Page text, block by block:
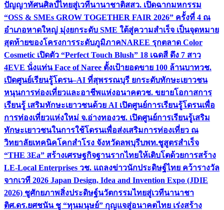
ปัญญาทัศนศิลป์ไทยสู่เวทีนานาชาติสสว. เปิดฉากมหกรรม
“OSS & SMEs GROW TOGETHER FAIR 2026” ครั้งที่ 4 ณ
อำเภอหาดใหญ่ มุ่งยกระดับ SME ใต้สู่ความสำเร็จ เป็นจุดหมาย
สุดท้ายของโครงการระดับภูมิภาคNAREE รุกตลาด Color
Cosmetic เปิดตัว “Perfect Touch Blush” 18 เฉดสี ดึง 7 สาว
4EVE นั่งแท่น Face of Naree ตั้งเป้ายอดขาย 100 ล้านบาทวช.
เปิดศูนย์เรียนรู้โดรน–AI ที่สุพรรณบุรี ยกระดับทักษะเยาวชน
หนุนการท่องเที่ยวและอาชีพแห่งอนาคตวช. ขยายโอกาสการ
เรียนรู้ เสริมทักษะเยาวชนด้วย AI เปิดศูนย์การเรียนรู้โดรนเพื่อ
การท่องเที่ยวแห่งใหม่ จ.อ่างทองวช. เปิดศูนย์การเรียนรู้เสริม
ทักษะเยาวชนในการใช้โดรนเพื่อส่งเสริมการท่องเที่ยว ณ
วิทยาลัยเทคนิคโคกสำโรง จังหวัดลพบุรีบพท.ชูสูตรสำเร็จ
“THE 3Ea” สร้างเศรษฐกิจฐานรากไทยให้เติบโตด้วยการสร้าง
LE-Local Enterprises วช. แถลงข่าวนักประดิษฐ์ไทย คว้ารางวัล
จากเวที 2026 Japan Design, Idea and Invention Expo (JDIE
2026) ชูศักยภาพสิ่งประดิษฐ์นวัตกรรมไทยสู่เวทีนานาชา
ติศ.ดร.ยศชนัน ชู “ทุนมนุษย์” กุญแจสู่อนาคตไทย เร่งสร้าง